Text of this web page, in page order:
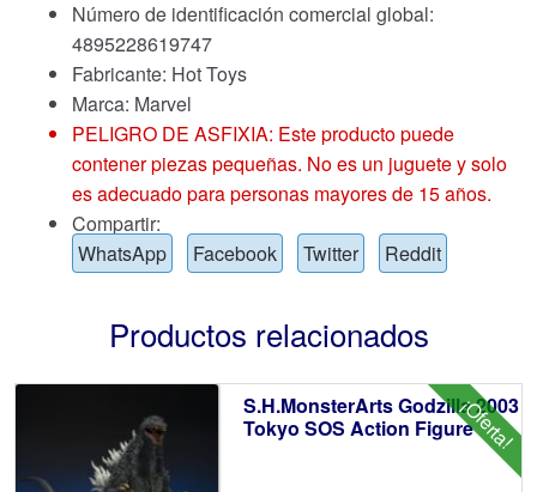
Número de identificación comercial global:
4895228619747
Fabricante: Hot Toys
Marca: Marvel
PELIGRO DE ASFIXIA: Este producto puede
contener piezas pequeñas. No es un juguete y solo
es adecuado para personas mayores de 15 años.
Compartir:
WhatsApp
Facebook Twitter Reddit
Productos relacionados
¡Oferta!
S.H.MonsterArts Godzilla 2003
Tokyo SOS Action Figure